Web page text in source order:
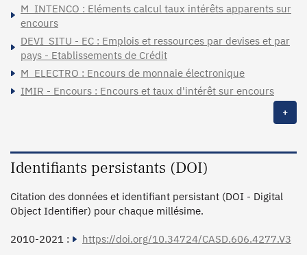
M_INTENCO : Eléments calcul taux intérêts apparents sur
encours
DEVI_SITU - EC : Emplois et ressources par devises et par
pays - Etablissements de Crédit
M_ELECTRO : Encours de monnaie électronique
IMIR - Encours : Encours et taux d'intérêt sur encours
+
Identifiants persistants (DOI)
Citation des données et identifiant persistant (DOI - Digital
Object Identifier) pour chaque millésime.
2010-2021 : https://doi.org/10.34724/CASD.606.4277.V3